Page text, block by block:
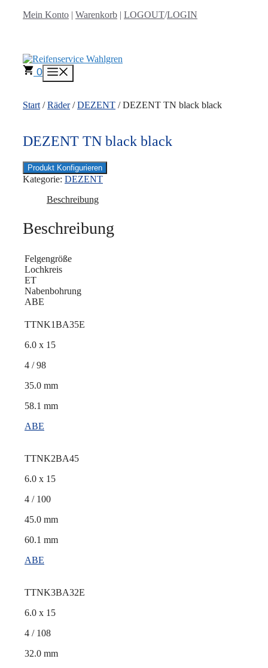
Mein Konto | Warenkorb | LOGOUT/LOGIN
0
Start /Räder/DEZENT / DEZENT TN black black
DEZENT TN black black
Produkt Konfigurieren
Kategorie: DEZENT
Beschreibung
Beschreibung
Felgengröße
Lochkreis
ET
Nabenbohrung
ABE
TTNK1BA35E
6.0 x 15
4 / 98
35.0 mm
58.1 mm
ABE
TTNK2BA45
6.0 x 15
4 / 100
45.0 mm
60.1 mm
ABE
TTNK3BA32E
6.0 x 15
4 / 108
32.0 mm